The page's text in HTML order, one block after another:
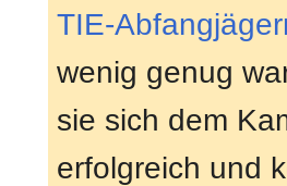
TIE-
wenig genug
sie sich dem
erfolgreich und